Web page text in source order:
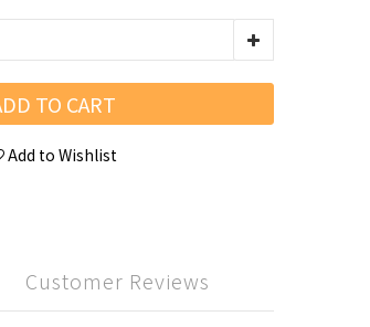
TO CART
Add to Wishlist
Customer Reviews